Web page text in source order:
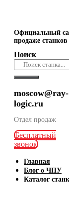
Официальный
продаже
Поиск
moscow@ray-
logic.ru
Отдел продаж
Бесплатный
звонок
Главная
Блог о ЧПУ
Каталог